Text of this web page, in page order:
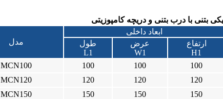
بتنی با درب بتنی و دریچه کامپوزیتی
مدل
ابعاد داخلی
طول
L1
عرض
W1
ارتفاع
H1
MCN100
100 100 100
MCN120
120 120 120
MCN150
150 150 150